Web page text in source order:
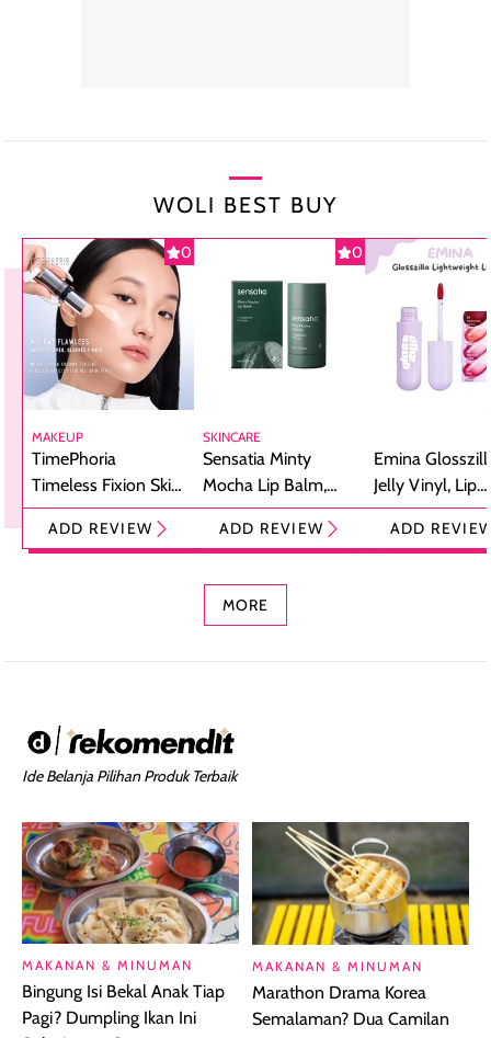
WOLI BEST BUY
0
MAKEUP
TimePhoria
Timeless Fixion Skin
Tint Stick,
Foundation dan
ADD REVIEW
0
SKINCARE
Sensatia Minty
Mocha Lip Balm,
Pelembap Bibir
dengan Aroma
ADD REVIEW
Emina
Jelly Vinyl, Lip
Cream Glossy
Ringan
ADD
MORE
Ide Belanja Pilihan Produk Terbaik
MAKANAN & MINUMAN
Bingung Isi Bekal Anak Tiap
Pagi? Dumpling Ikan Ini
MAKANAN & MINUMAN
Marathon Drama Korea
Semalaman? Dua Camilan